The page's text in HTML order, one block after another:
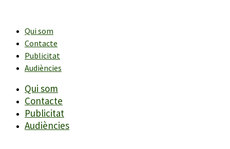
contingutQui som
Contacte
Publicitat
Audiències
Qui som
Contacte
Publicitat
Audiències